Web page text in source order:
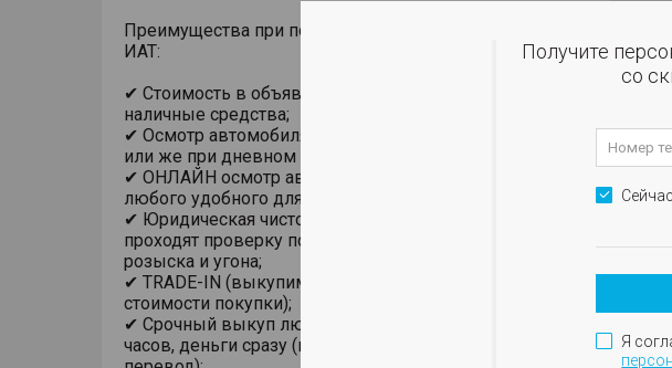
Преимущества при покупке автомобиля с пробегом в
ИАТ:
✔ Стоимость в объявлении актуальна при покупке за
наличные средства;
✔ Осмотр автомобиля в помещении, на подъемнике
или же при дневном свете;
✔ ОНЛАЙН осмотр автомобиля с использованием
любого удобного для Вас мессенджера;
✔ Юридическая чистота сделки. Все автомобили
проходят проверку по базам ГИБДД на предмет
розыска и угона;
✔ TRADE-IN (выкупим ваш автомобиль в зачет
стоимости покупки);
✔ Срочный выкуп любого автомобиля в течении 2-х
часов, деньги сразу (на карту, наличными из кассы,
Получите
со
Сейчас
Я